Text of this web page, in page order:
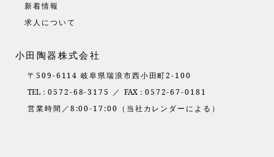
新着情報
求人について
小田陶器株式会社
〒509-6114 岐阜県瑞浪市西小田町2-100
TEL： 0572-68-3175 ／ FAX： 0572-67-0181
営業時間／8:00-17:00（当社カレンダーによる）